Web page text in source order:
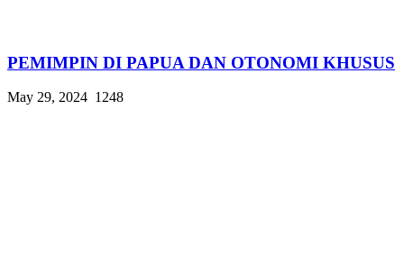
PEMIMPIN DI PAPUA DAN OTONOMI KHUSUS
May 29, 2024 1248